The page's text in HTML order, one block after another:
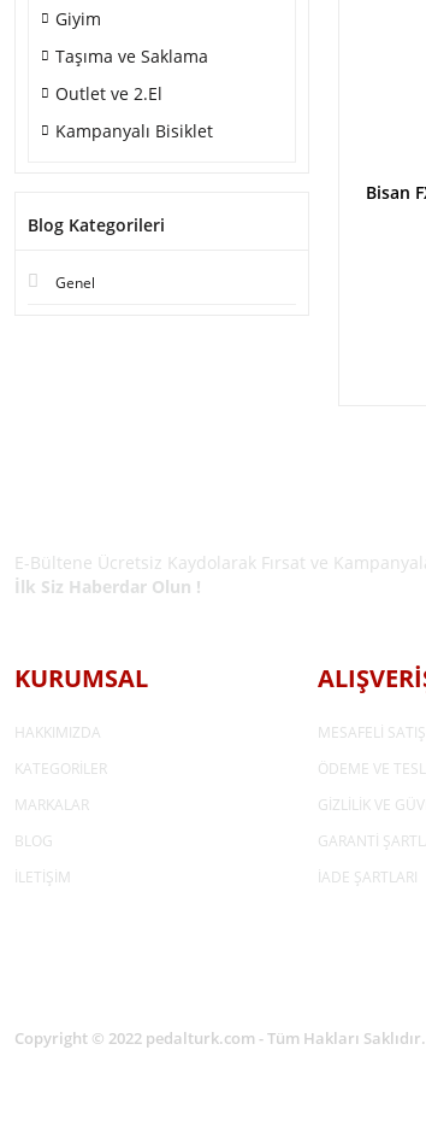
Giyim
Taşıma ve Saklama
Outlet ve 2.El
Kampanyalı Bisiklet
Blog Kategorileri
Genel
Bisan
E-Bültene Ücretsiz Kaydolarak Fırsat ve
İlk Siz Haberdar Olun !
KURUMSAL
HAKKIMIZDA
KATEGORİLER
MARKALAR
BLOG
İLETİŞİM
MESAFELİ
ÖDEME VE
GİZLİLİK VE
GARANTİ
İADE ŞARTLARI
Copyright © 2022 pedalturk.com - Tüm Hakları Saklıdır.